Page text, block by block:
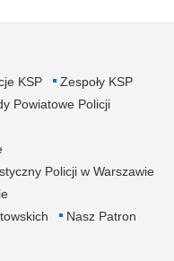
KSP
Zespoły KSP
Powiatowe Policji
Policji w Warszawie
Nasz Patron